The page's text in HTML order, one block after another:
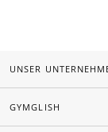
UNSER
GYMGLISH